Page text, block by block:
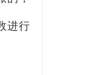
进行